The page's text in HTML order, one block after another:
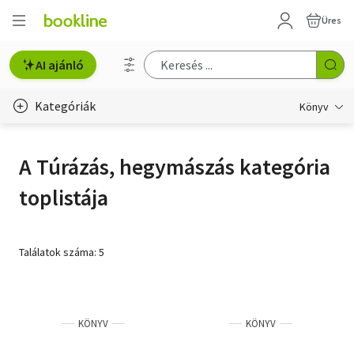
Üres
AI ajánló
Kategóriák Könyv
Erotika
Gyermek- és ifjúsági
Hobbi, szabadidő
A Túrázás, hegymászás kategória
toplistája
Találatok száma: 5
KÖNYV KÖNYV